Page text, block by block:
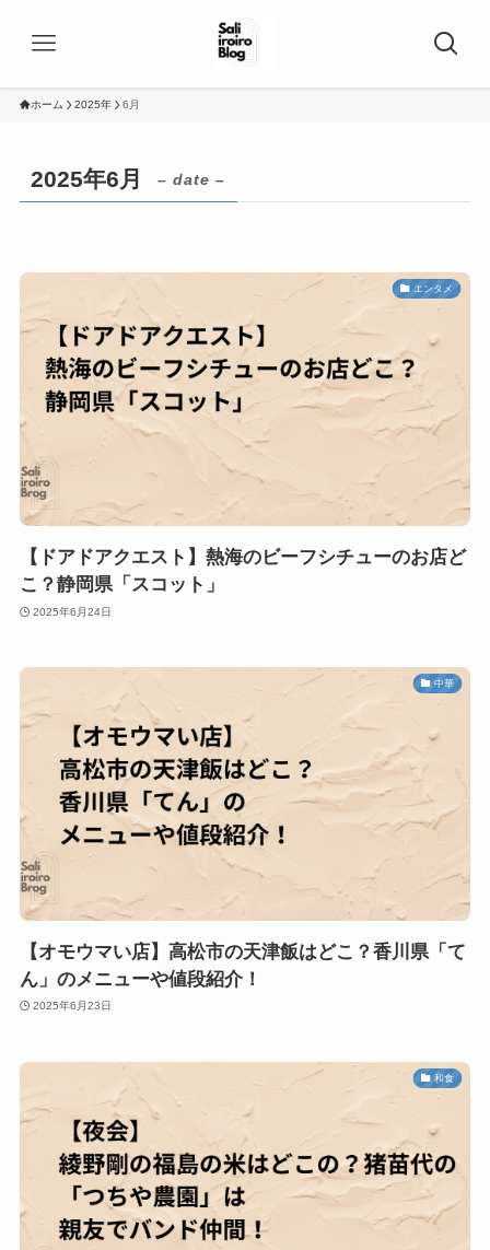
ホーム 2025年 6月
2025年6月 – date –
エンタメ
【ドアドアクエスト】熱海のビーフシチューのお店ど
こ？静岡県「スコット」
2025年6月24日
中華
【オモウマい店】高松市の天津飯はどこ？香川県「て
ん」のメニューや値段紹介！
2025年6月23日
和食